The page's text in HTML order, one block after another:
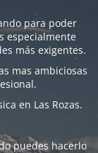
para poder
especialmente
más exigentes.
mas ambiciosas
en Las Rozas.
puedes hacerlo